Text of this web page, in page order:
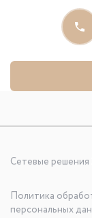
Сетевые решения
Политика
персональных